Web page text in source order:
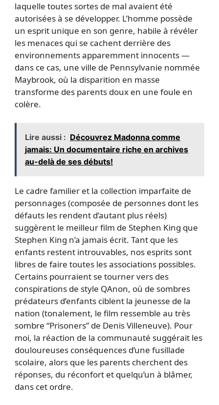
laquelle toutes sortes de mal avaient été
autorisées à se développer. L’homme possède
un esprit unique en son genre, habile à révéler
les menaces qui se cachent derrière des
environnements apparemment innocents —
dans ce cas, une ville de Pennsylvanie nommée
Maybrook, où la disparition en masse
transforme des parents doux en une foule en
colère.
Lire aussi : Découvrez Madonna comme
jamais: Un documentaire riche en archives
au-delà de ses débuts!
Le cadre familier et la collection imparfaite de
personnages (composée de personnes dont les
défauts les rendent d’autant plus réels)
suggèrent le meilleur film de Stephen King que
Stephen King n’a jamais écrit. Tant que les
enfants restent introuvables, nos esprits sont
libres de faire toutes les associations possibles.
Certains pourraient se tourner vers des
conspirations de style QAnon, où de sombres
prédateurs d’enfants ciblent la jeunesse de la
nation (tonalement, le film ressemble au très
sombre “Prisoners” de Denis Villeneuve). Pour
moi, la réaction de la communauté suggérait les
douloureuses conséquences d’une fusillade
scolaire, alors que les parents cherchent des
réponses, du réconfort et quelqu’un à blâmer,
dans cet ordre.